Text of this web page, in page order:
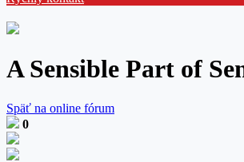
A Sensible Part of
Späť na online fórum
0